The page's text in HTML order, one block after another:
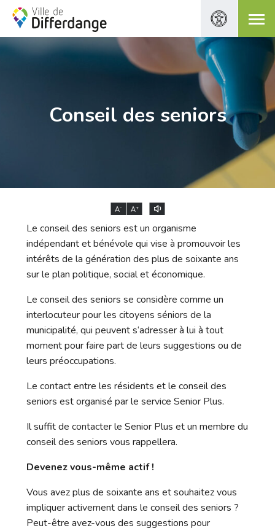
Conseil des seniors
A- A+
Le conseil des seniors est un organisme
indépendant et bénévole qui vise à promouvoir les
intérêts de la génération des plus de soixante ans
sur le plan politique, social et économique.
Le conseil des seniors se considère comme un
interlocuteur pour les citoyens séniors de la
municipalité, qui peuvent s‘adresser à lui à tout
moment pour faire part de leurs suggestions ou de
leurs préoccupations.
Le contact entre les résidents et le conseil des
seniors est organisé par le service Senior Plus.
Il suffit de contacter le Senior Plus et un membre du
conseil des seniors vous rappellera.
Devenez vous-même actif !
Vous avez plus de soixante ans et souhaitez vous
impliquer activement dans le conseil des seniors ?
Peut-être avez-vous des suggestions pour